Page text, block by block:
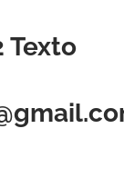
Texto